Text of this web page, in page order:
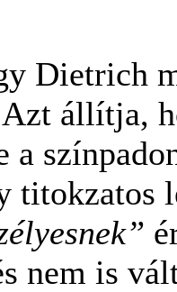
Dietrich
állítja,
a
titokzatos
nem is